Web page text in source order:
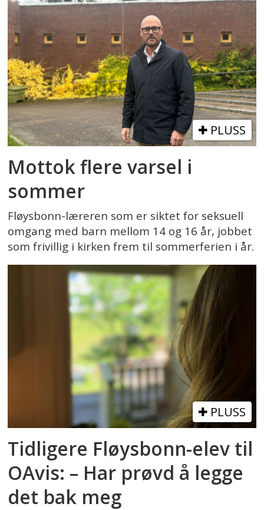
PLUSS
Mottok flere varsel i
sommer
Fløysbonn-læreren som er siktet for seksuell
omgang med barn mellom 14 og 16 år, jobbet
som frivillig i kirken frem til sommerferien i år.
PLUSS
Tidligere Fløysbonn-elev til
OAvis: – Har prøvd å legge
det bak meg